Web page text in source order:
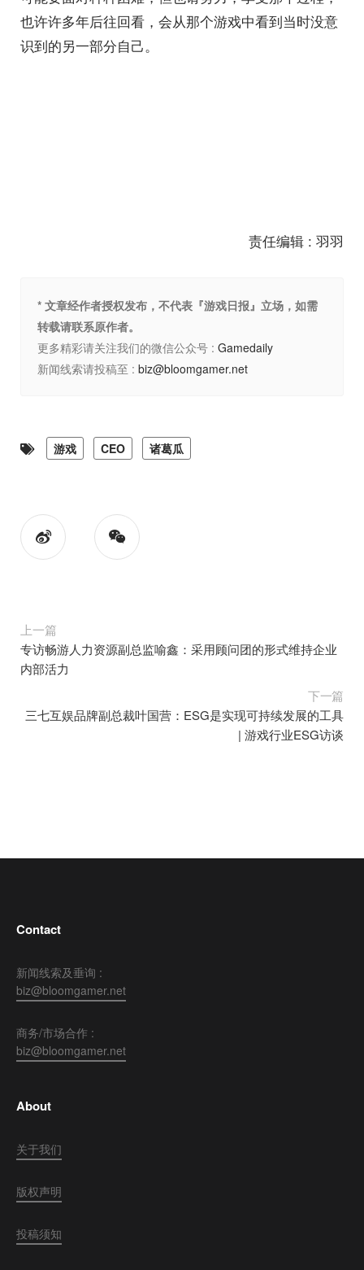
也许许多年后往回看，会从那个游戏中看到当时没意
识到的另一部分自己。
责任编辑 : 羽羽
* 文章经作者授权发布，不代表『游戏日报』立场，如需
转载请联系原作者。
更多精彩请关注我们的微信公众号 : Gamedaily
新闻线索请投稿至 : biz@bloomgamer.net
游戏 CEO 诸葛瓜
上一篇
专访畅游人力资源副总监喻鑫：采用顾问团的形式维持企业
内部活力
下一篇
三七互娱品牌副总裁叶国营：ESG是实现可持续发展的工具
| 游戏行业ESG访谈
Contact
新闻线索及垂询 :
biz@bloomgamer.net
商务/市场合作 :
biz@bloomgamer.net
About
关于我们
版权声明
投稿须知